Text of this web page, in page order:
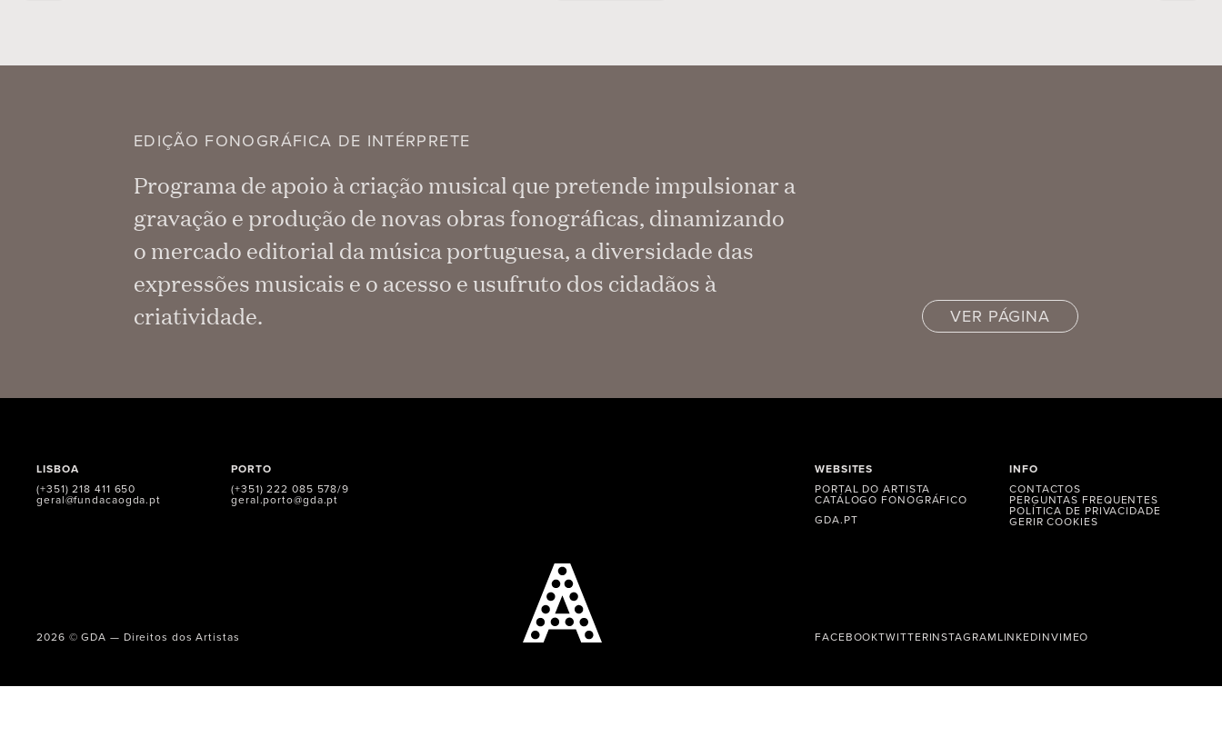
EDIÇÃO FONOGRÁFICA DE INTÉRPRETE
Programa de apoio à criação musical que pretende impulsionar a
gravação e produção de novas obras fonográficas, dinamizando
o mercado editorial da música portuguesa, a diversidade das
expressões musicais e o acesso e usufruto dos cidadãos à
criatividade.
VER PÁGINA
LISBOA
(+351) 218 411 650
geral@fundacaogda.pt
PORTO
(+351) 222 085 578/9
geral.porto@gda.pt
WEBSITES
PORTAL DO ARTISTA
CATÁLOGO FONOGRÁFICO
GDA.PT
INFO
CONTACTOS
PERGUNTAS FREQUENTES
POLÍTICA DE PRIVACIDADE
GERIR COOKIES
2026 © GDA — Direitos dos Artistas FACEBOOKTWITTERINSTAGRAMLINKEDINVIMEO